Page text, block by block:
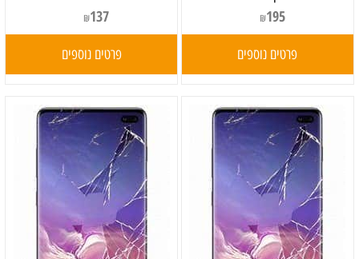
₪195
פרטים נוספים
₪137
פרטים נוספים